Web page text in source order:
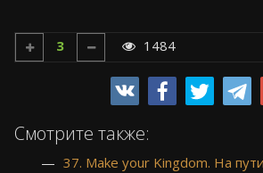
3 1484
Смотрите также:
37. Make your Kingdom. На